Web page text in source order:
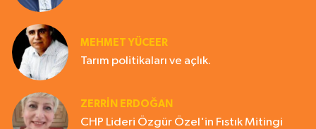
MEHMET YÜCEER
Tarım politikaları ve açlık.
ZERRIN ERDOĞAN
CHP Lideri Özgür Özel'in Fıstık Mitingi